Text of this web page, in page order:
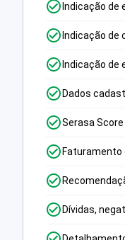
Indicação
Indicação
Indicação de
Dados
Serasa
Faturamento
Dívidas,